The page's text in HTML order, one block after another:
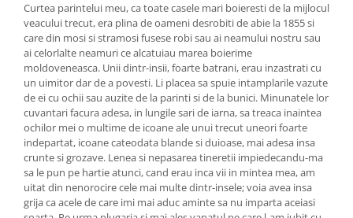
Curtea parintelui meu, ca toate casele mari boieresti de la mijlocul
veacului trecut, era plina de oameni desrobiti de abie la 1855 si
care din mosi si stramosi fusese robi sau ai neamului nostru sau
ai celorlalte neamuri ce alcatuiau marea boierime
moldoveneasca. Unii dintr-insii, foarte batrani, erau inzastrati cu
un uimitor dar de a povesti. Li placea sa spuie intamplarile vazute
de ei cu ochii sau auzite de la parinti si de la bunici. Minunatele lor
cuvantari facura adesa, in lungile sari de iarna, sa treaca inaintea
ochilor mei o multime de icoane ale unui trecut uneori foarte
indepartat, icoane cateodata blande si duioase, mai adesa insa
crunte si grozave. Lenea si nepasarea tineretii impiedecandu-ma
sa le pun pe hartie atunci, cand erau inca vii in mintea mea, am
uitat din nenorocire cele mai multe dintr-insele; voia avea insa
grija ca acele de care imi mai aduc aminte sa nu imparta aceiasi